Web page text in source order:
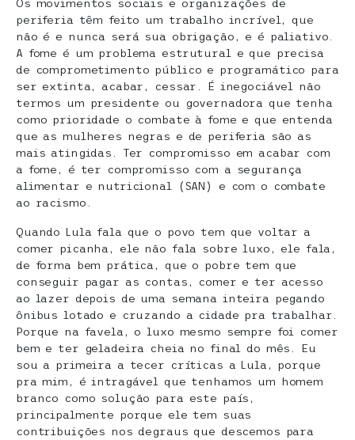
Os movimentos sociais e organizações de
periferia têm feito um trabalho incrível, que
não é e nunca será sua obrigação, e é paliativo.
A fome é um problema estrutural e que precisa
de comprometimento público e programático para
ser extinta, acabar, cessar. É inegociável não
termos um presidente ou governadora que tenha
como prioridade o combate à fome e que entenda
que as mulheres negras e de periferia são as
mais atingidas. Ter compromisso em acabar com
a fome, é ter compromisso com a segurança
alimentar e nutricional (SAN) e com o combate
ao racismo.
Quando Lula fala que o povo tem que voltar a
comer picanha, ele não fala sobre luxo, ele fala,
de forma bem prática, que o pobre tem que
conseguir pagar as contas, comer e ter acesso
ao lazer depois de uma semana inteira pegando
ônibus lotado e cruzando a cidade pra trabalhar.
Porque na favela, o luxo mesmo sempre foi comer
bem e ter geladeira cheia no final do mês. Eu
sou a primeira a tecer críticas a Lula, porque
pra mim, é intragável que tenhamos um homem
branco como solução para este país,
principalmente porque ele tem suas
contribuições nos degraus que descemos para